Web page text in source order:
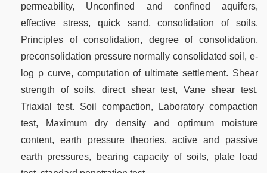
permeability, Unconfined and confined aquifers,
effective stress, quick sand, consolidation of soils.
Principles of consolidation, degree of consolidation,
preconsolidation pressure normally consolidated soil, e-
log p curve, computation of ultimate settlement. Shear
strength of soils, direct shear test, Vane shear test,
Triaxial test. Soil compaction, Laboratory compaction
test, Maximum dry density and optimum moisture
content, earth pressure theories, active and passive
earth pressures, bearing capacity of soils, plate load